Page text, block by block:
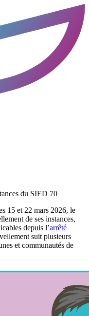
du SIED 70
15 et 22 mars 2026, le
de ses instances,
depuis l’arrêté
suit plusieurs
et communautés de